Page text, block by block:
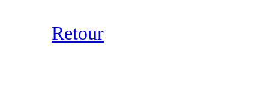
Retour